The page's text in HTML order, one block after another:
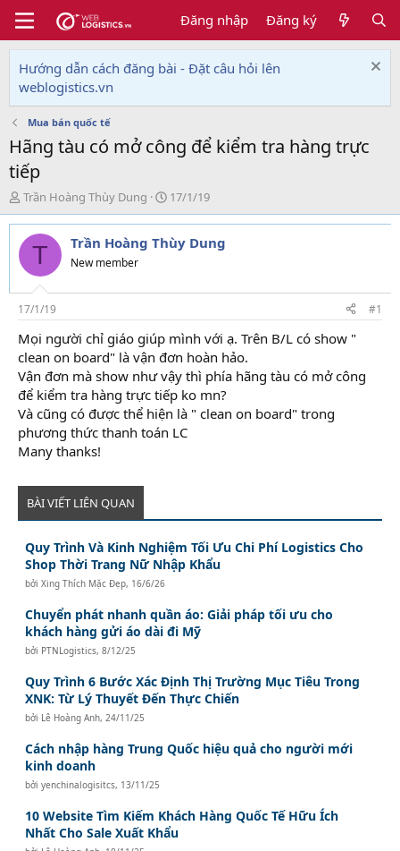
Đăng nhập Đăng ký
Hướng dẫn cách đăng bài - Đặt câu hỏi lên
weblogistics.vn
Mua bán quốc tế
Hãng tàu có mở công để kiểm tra hàng trực
tiếp
T
h
r
e
d
s
t
a
r
t
e
r
Trần Hoàng Thùy Dung
N
g
à
y
i
17/1/19
T Trần Hoàng Thùy Dung
New member
17/1/19 #1
Mọi người chỉ giáo giúp mình với ạ. Trên B/L có show "
clean on board" là vận đơn hoàn hảo.
Vận đơn mà show như vậy thì phía hãng tàu có mở công
để kiểm tra hàng trực tiếp ko mn?
Và cũng có được thể hiện là " clean on board" trong
phương thức thanh toán LC
Many thanks!
BÀI VIẾT LIÊN QUAN
Quy Trình Và Kinh Nghiệm Tối Ưu Chi Phí Logistics Cho
Shop Thời Trang Nữ Nhập Khẩu
bởiXing Thích Mặc Đẹp, 16/6/26
Chuyển phát nhanh quần áo: Giải pháp tối ưu cho
khách hàng gửi áo dài đi Mỹ
bởi PTNLogistics,8/12/25
Quy Trình 6 Bước Xác Định Thị Trường Mục Tiêu Trong
XNK: Từ Lý Thuyết Đến Thực Chiến
bởi Lê Hoàng Anh, 24/11/25
Cách nhập hàng Trung Quốc hiệu quả cho người mới
kinh doanh
bởiyenchinalogisitcs, 13/11/25
10 Website Tìm Kiếm Khách Hàng Quốc Tế Hữu Ích
Nhất Cho Sale Xuất Khẩu